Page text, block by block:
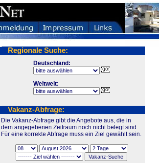
Regionale Suche:
Deutschland:
Weltweit:
Vakanz-Abfrage:
Die Vakanz-Abfrage gibt die Angebote aus, die in
dem angegebenen Zeitraum noch nicht belegt sind.
Für eine korrekte Abfrage muss ein Ziel gewählt sein.